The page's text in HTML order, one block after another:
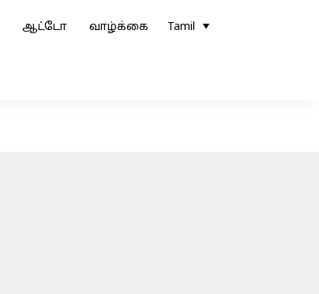
ஆட்டோ வாழ்க்கை Tamil